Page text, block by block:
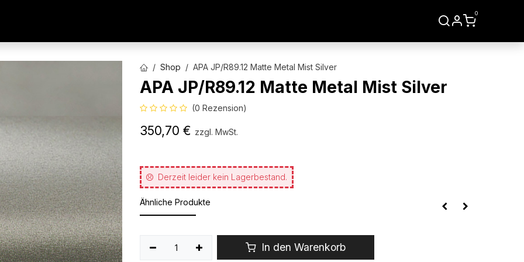
0
Shop APA JP/R89.12 Matte Metal Mist Silver
APA JP/R89.12 Matte Metal Mist Silver
(0 Rezension)
350,70 € zzgl. MwSt.
Derzeit leider kein Lagerbestand.
Ähnliche Produkte
In den Warenkorb